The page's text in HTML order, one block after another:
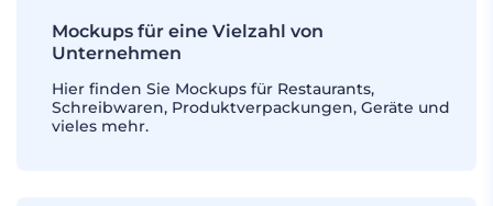
Mockups für eine Vielzahl von
Unternehmen
Hier finden Sie Mockups für Restaurants,
Schreibwaren, Produktverpackungen, Geräte und
vieles mehr.